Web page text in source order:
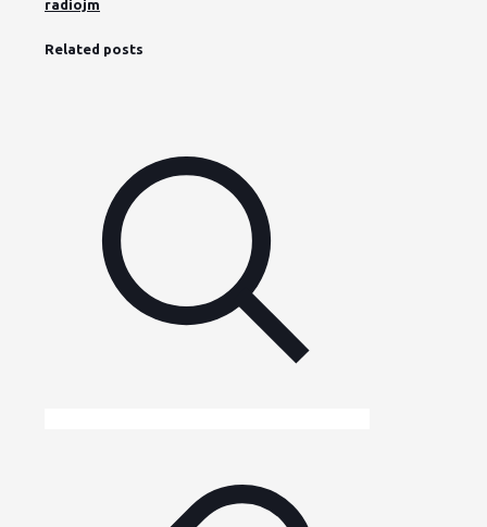
radiojm
Related posts